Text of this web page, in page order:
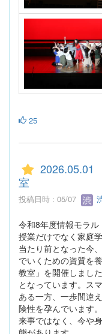
25
2026.05.01
室
投稿日時 : 05/07
令和8年度情報モラ
授業だけでなく家庭
当たり前となった今
でいくための資質を
教室」を開催しまし
となっています。ス
ある一方、一歩間違
険性を孕んでいます
来事ではなく、今や